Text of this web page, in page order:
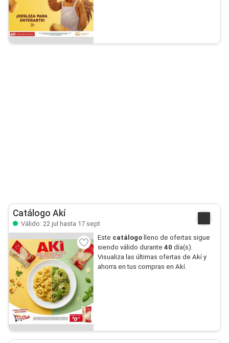
Catálogo Akí
Válido: 22 jul hasta 17 sept
Este catálogo lleno de ofertas sigue
siendo válido durante 40 día(s).
Visualiza las últimas ofertas de Akí y
ahorra en tus compras en Akí.